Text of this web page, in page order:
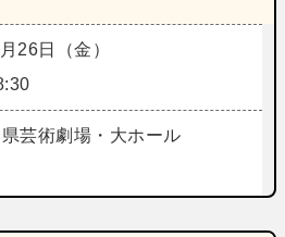
26日（金）
芸術劇場・大ホール